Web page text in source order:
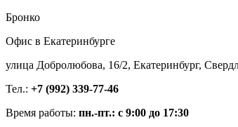
Бронко
Офис в Екатеринбурге
улица Добролюбова, 16/2, Екатеринбург,
Тел.: +7 (992) 339-77-46
Время работы: пн.-пт.: с 9:00 до 17:30